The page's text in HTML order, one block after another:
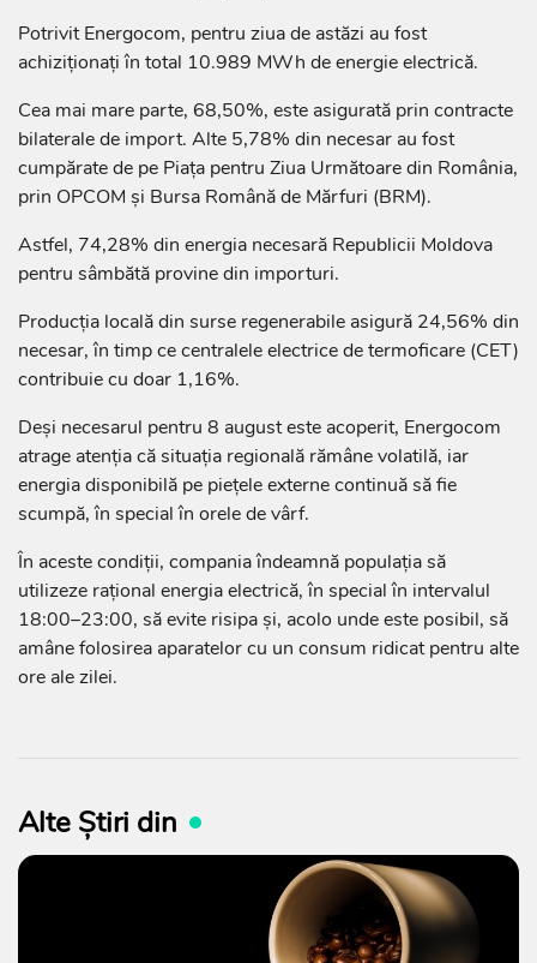
Potrivit Energocom, pentru ziua de astăzi au fost
achiziționați în total 10.989 MWh de energie electrică.
Cea mai mare parte, 68,50%, este asigurată prin contracte
bilaterale de import. Alte 5,78% din necesar au fost
cumpărate de pe Piața pentru Ziua Următoare din România,
prin OPCOM și Bursa Română de Mărfuri (BRM).
Astfel, 74,28% din energia necesară Republicii Moldova
pentru sâmbătă provine din importuri.
Producția locală din surse regenerabile asigură 24,56% din
necesar, în timp ce centralele electrice de termoficare (CET)
contribuie cu doar 1,16%.
Deși necesarul pentru 8 august este acoperit, Energocom
atrage atenția că situația regională rămâne volatilă, iar
energia disponibilă pe piețele externe continuă să fie
scumpă, în special în orele de vârf.
În aceste condiții, compania îndeamnă populația să
utilizeze rațional energia electrică, în special în intervalul
18:00–23:00, să evite risipa și, acolo unde este posibil, să
amâne folosirea aparatelor cu un consum ridicat pentru alte
ore ale zilei.
Alte Știri din